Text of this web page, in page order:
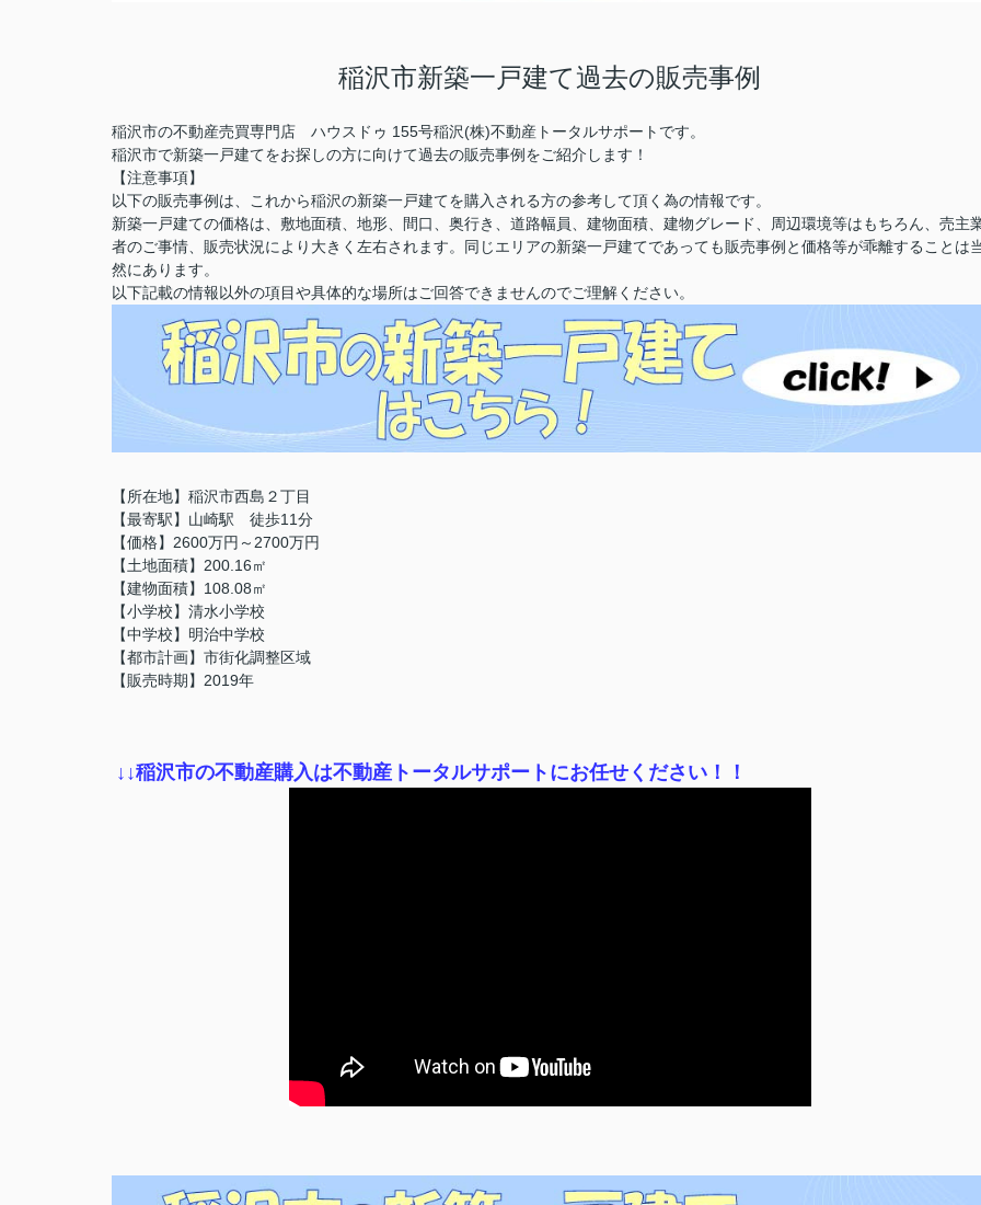
稲沢市新築一戸建て過去の販売事例
稲沢市の不動産売買専門店 ハウスドゥ 155号稲沢(株)不動産トータルサポートです。
稲沢市で新築一戸建てをお探しの方に向けて過去の販売事例をご紹介します！
【注意事項】
以下の販売事例は、これから稲沢の新築一戸建てを購入される方の参考して頂く為の情報です。
新築一戸建ての価格は、敷地面積、地形、間口、奥行き、道路幅員、建物面積、建物グレード、周辺環境等はもちろん、売主
者のご事情、販売状況により大きく左右されます。同じエリアの新築一戸建てであっても販売事例と価格等が乖離することは
然にあります。
以下記載の情報以外の項目や具体的な場所はご回答できませんのでご理解ください。
【所在地】稲沢市西島２丁目
【最寄駅】山崎駅 徒歩11分
【価格】2600万円～2700万円
【土地面積】200.16㎡
【建物面積】108.08㎡
【小学校】清水小学校
【中学校】明治中学校
【都市計画】市街化調整区域
【販売時期】2019年
↓ ↓稲沢市の不動産購入は不動産トータルサポートにお任せください！！